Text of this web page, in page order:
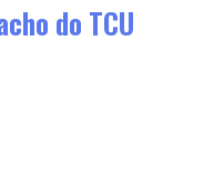
do TCU